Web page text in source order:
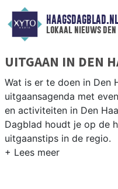
HAAGSDAGBLAD.NL
lokaal nieuws den
UITGAAN IN DEN
Wat is er te doen in Den
uitgaansagenda met
en activiteiten in Den
Dagblad houdt je op de
uitgaanstips in de regio.